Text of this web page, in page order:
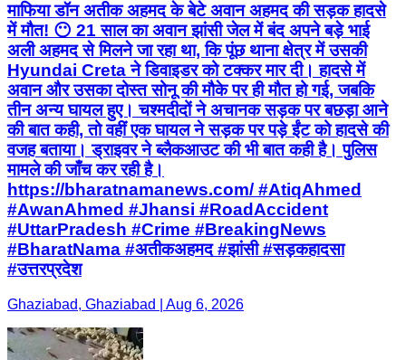
माफिया डॉन अतीक अहमद के बेटे अवान अहमद की सड़क हादसे
में मौत! 😶 21 साल का अवान झांसी जेल में बंद अपने बड़े भाई
अली अहमद से मिलने जा रहा था, कि पूंछ थाना क्षेत्र में उसकी
Hyundai Creta ने डिवाइडर को टक्कर मार दी। हादसे में
अवान और उसका दोस्त सोनू की मौके पर ही मौत हो गई, जबकि
तीन अन्य घायल हुए। चश्मदीदों ने अचानक सड़क पर बछड़ा आने
की बात कही, तो वहीं एक घायल ने सड़क पर पड़े ईंट को हादसे की
वजह बताया। ड्राइवर ने ब्लैकआउट की भी बात कही है। पुलिस
मामले की जाँच कर रही है।
https://bharatnamanews.com/ #AtiqAhmed
#AwanAhmed #Jhansi #RoadAccident
#UttarPradesh #Crime #BreakingNews
#BharatNama #अतीकअहमद #झांसी #सड़कहादसा
#उत्तरप्रदेश
Ghaziabad, Ghaziabad | Aug 6, 2026